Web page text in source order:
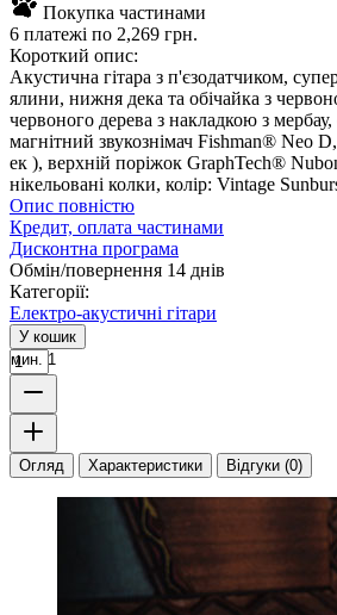
Покупка частинами
6 платежі по 2,269 грн.
Короткий опис:
Акустична гітара з п'єзодатчиком,
ялини, нижня дека та обічайка з
червоного дерева з накладкою з
магнітний звукознімач Fishman® Neo
ек ), верхній поріжок GraphTech®
нікельовані колки, колір: Vintage
Опис повністю
Кредит, оплата частинами
Дисконтна програма
Обмін/повернення 14 днів
Категорії:
Електро-акустичні гітари
У кошик
мин. 1
Огляд Характеристики Відгуки (0)